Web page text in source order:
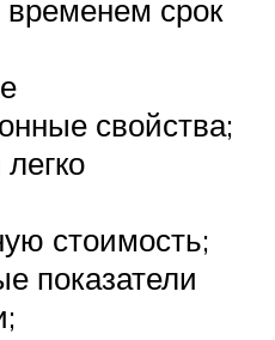
срок
свойства;
стоимость;
показатели